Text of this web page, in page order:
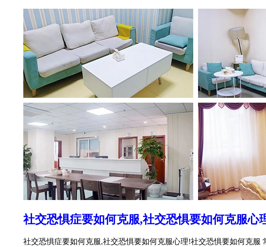
社交恐惧症要如何克服,社交恐惧要如何克服心
社交恐惧症要如何克服,社交恐惧要如何克服心理!社交恐惧要如何克